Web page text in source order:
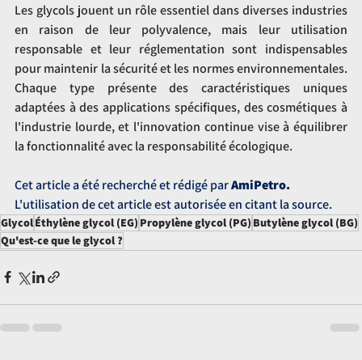
Les glycols jouent un rôle essentiel dans diverses industries
en raison de leur polyvalence, mais leur utilisation
responsable et leur réglementation sont indispensables
pour maintenir la sécurité et les normes environnementales.
Chaque type présente des caractéristiques uniques
adaptées à des applications spécifiques, des cosmétiques à
l'industrie lourde, et l'innovation continue vise à équilibrer
la fonctionnalité avec la responsabilité écologique.
Cet article a été recherché et rédigé par AmiPetro.
L'utilisation de cet article est autorisée en citant la source.
GlycolÉthylène glycol (EG) Propylène glycol (PG) Butylène glycol (BG)
Qu'est-ce que le glycol ?